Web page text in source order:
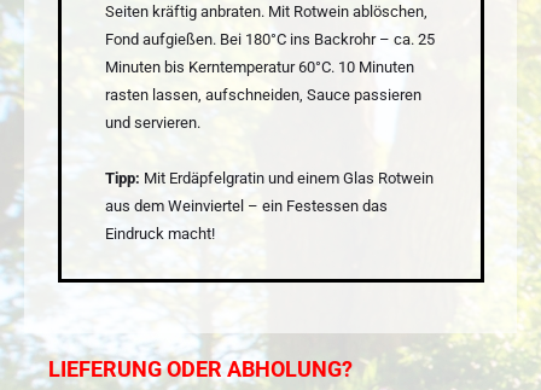
Seiten kräftig anbraten. Mit Rotwein ablöschen,
Fond aufgießen. Bei 180°C ins Backrohr – ca. 25
Minuten bis Kerntemperatur 60°C. 10 Minuten
rasten lassen, aufschneiden, Sauce passieren
und servieren.
Tipp: Mit Erdäpfelgratin und einem Glas Rotwein
aus dem Weinviertel – ein Festessen das
Eindruck macht!
LIEFERUNG ODER ABHOLUNG?